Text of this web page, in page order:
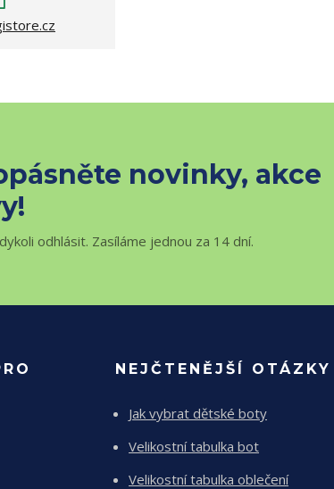
novinky, akce
odhlásit. Zasíláme jednou za 14 dní.
NEJČTENĚJŠÍ OTÁZKY
Jak vybrat dětské boty
Velikostní tabulka bot
Velikostní tabulka oblečení